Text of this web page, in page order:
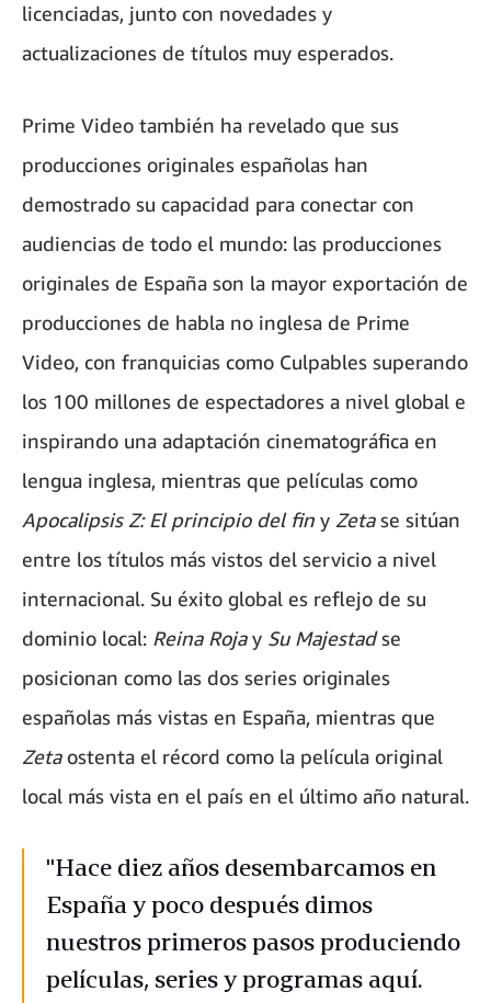
licenciadas, junto con novedades y
actualizaciones de títulos muy esperados.
Prime Video también ha revelado que sus
producciones originales españolas han
demostrado su capacidad para conectar con
audiencias de todo el mundo: las producciones
originales de España son la mayor exportación de
producciones de habla no inglesa de Prime
Video, con franquicias como Culpables superando
los 100 millones de espectadores a nivel global e
inspirando una adaptación cinematográfica en
lengua inglesa, mientras que películas como
Apocalipsis Z: El principio del fin y Zetase sitúan
entre los títulos más vistos del servicio a nivel
internacional. Su éxito global es reflejo de su
dominio local: Reina Rojay Su Majestadse
posicionan como las dos series originales
españolas más vistas en España, mientras que
Zetaostenta el récord como la película original
local más vista en el país en el último año natural.
"Hace diez años desembarcamos en
España y poco después dimos
nuestros primeros pasos produciendo
películas, series y programas aquí.